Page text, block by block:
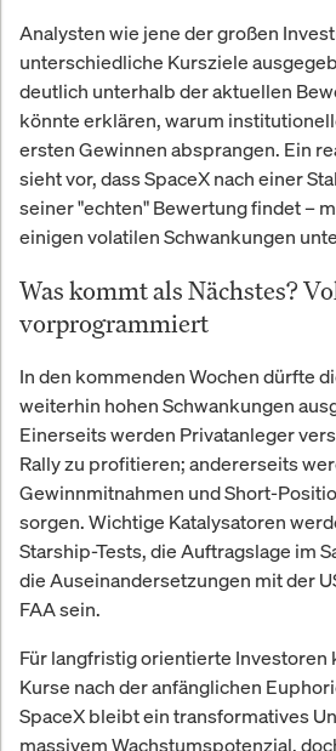
Analysten wie jene der großen
unterschiedliche Kursziele
deutlich unterhalb der aktuellen
könnte erklären, warum
ersten Gewinnen absprangen. Ein
sieht vor, dass SpaceX nach einer
seiner "echten" Bewertung findet –
einigen volatilen Schwankungen
Was kommt als Nächstes?
vorprogrammiert
In den kommenden Wochen dürfte
weiterhin hohen Schwankungen
Einerseits werden Privatanleger
Rally zu profitieren; andererseits
Gewinnmitnahmen und Short-
sorgen. Wichtige Katalysatoren
Starship-Tests, die Auftragslage im
die Auseinandersetzungen mit der
FAA sein.
Für langfristig orientierte Investoren
Kurse nach der anfänglichen
SpaceX bleibt ein transformatives
massivem Wachstumspotenzial,